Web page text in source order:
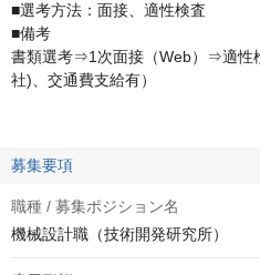
■選考方法：面接、適性検査
■備考
書類選考⇒1次面接（Web）⇒適性
社)、交通費支給有）
募集要項
職種 / 募集ポジション名
機械設計職（技術開発研究所）